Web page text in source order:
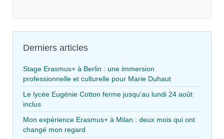
Derniers articles
Stage Erasmus+ à Berlin : une immersion
professionnelle et culturelle pour Marie Duhaut
Le lycée Eugénie Cotton ferme jusqu'au lundi 24 août
inclus
Mon expérience Erasmus+ à Milan : deux mois qui ont
changé mon regard